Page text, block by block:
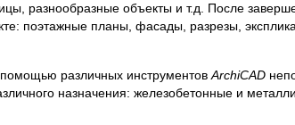
разнообразные объекты и т.д. После
поэтажные планы, фасады, разрезы,
различных инструментов ArchiCAD
назначения: железобетонные и